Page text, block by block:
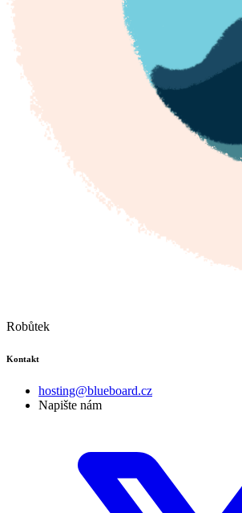
Robůtek
Kontakt
hosting@blueboard.cz
Napište nám